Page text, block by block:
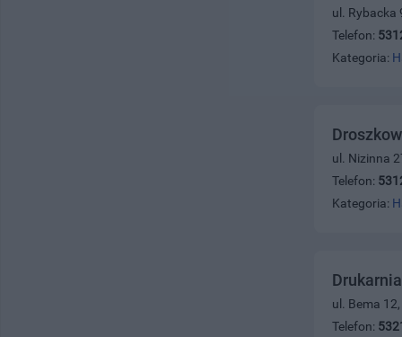
ul. Rybacka
Telefon:
Kategoria:
ul. Nizinna
Telefon:
Kategoria:
ul. Bema
Telefon: